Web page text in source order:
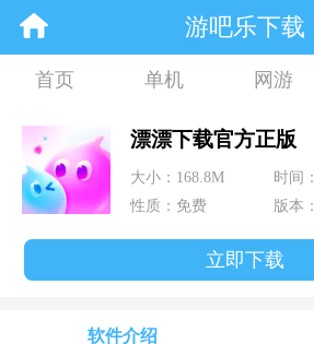
游吧乐下载
首页 单机 网游
资讯 合集
漂漂下载官方正版
大小：168.8M
时间
性质：免费
版本
立即下载
软件介绍